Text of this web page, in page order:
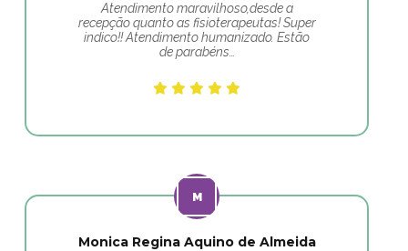
Atendimento maravilhoso,desde a
recepção quanto as fisioterapeutas! Super
indico!! Atendimento humanizado. Estão
de parabéns…
Monica Regina Aquino de Almeida